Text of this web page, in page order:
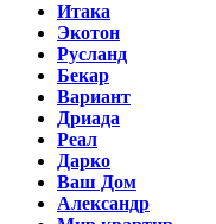
Итака
Экотон
Русланд
Бекар
Вариант
Дриада
Реал
Дарко
Ваш Дом
Александр